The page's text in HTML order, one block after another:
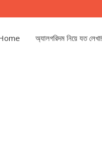
অ্যালগরিদম নিয়ে যত লেখা!